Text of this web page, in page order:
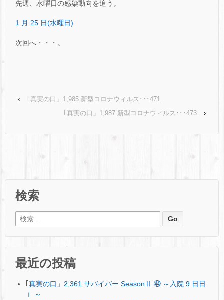
先週、水曜日の感染動向を追う。
1 月 25 日(水曜日)
次回へ・・・。
‹
｢真実の口」1,985 新型コロナウィルス･･･471
｢真実の口」1,987 新型コロナウィルス･･･473
›
検索
検索:
最近の投稿
｢真実の口」2,361 サバイバー SeasonⅡ ㊹ ～入院 9 日日
ⅰ ～